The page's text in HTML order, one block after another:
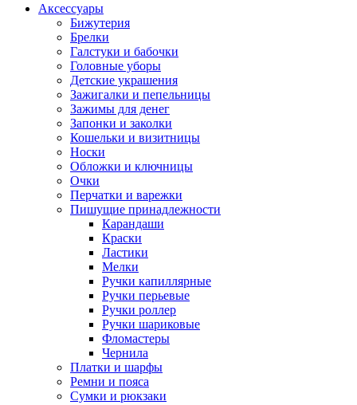
Аксессуары
Бижутерия
Брелки
Галстуки и бабочки
Головные уборы
Детские украшения
Зажигалки и пепельницы
Зажимы для денег
Запонки и заколки
Кошельки и визитницы
Носки
Обложки и ключницы
Очки
Перчатки и варежки
Пишущие принадлежности
Карандаши
Краски
Ластики
Мелки
Ручки капиллярные
Ручки перьевые
Ручки роллер
Ручки шариковые
Фломастеры
Чернила
Платки и шарфы
Ремни и пояса
Сумки и рюкзаки